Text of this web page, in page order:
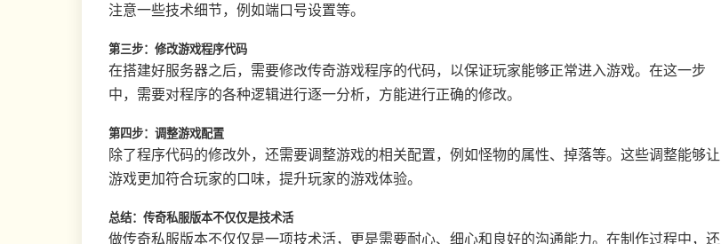
注意一些技术细节，例如端口号设置等。
第三步：修改游戏程序代码
在搭建好服务器之后，需要修改传奇游戏程序的代码，以保证玩家能够正常进入游戏。在这一步
中，需要对程序的各种逻辑进行逐一分析，方能进行正确的修改。
第四步：调整游戏配置
除了程序代码的修改外，还需要调整游戏的相关配置，例如怪物的属性、掉落等。这些调整能够让
游戏更加符合玩家的口味，提升玩家的游戏体验。
总结：传奇私服版本不仅仅是技术活
做传奇私服版本不仅仅是一项技术活，更是需要耐心、细心和良好的沟通能力。在制作过程中，还